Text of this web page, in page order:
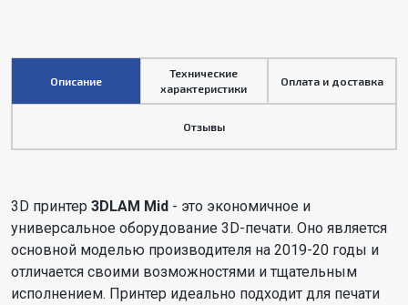
Описание
Технические
характеристики
Оплата и доставка
Отзывы
3D принтер 3DLAM Mid - это экономичное и
универсальное оборудование 3D-печати. Оно является
основной моделью производителя на 2019-20 годы и
отличается своими возможностями и тщательным
исполнением. Принтер идеально подходит для печати